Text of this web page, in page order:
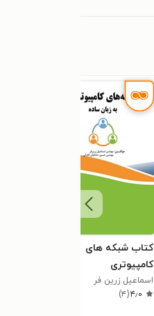
کتاب شبکه های
کامپیوتری
اسماعیل زرین فر
۴٫۰(۴)